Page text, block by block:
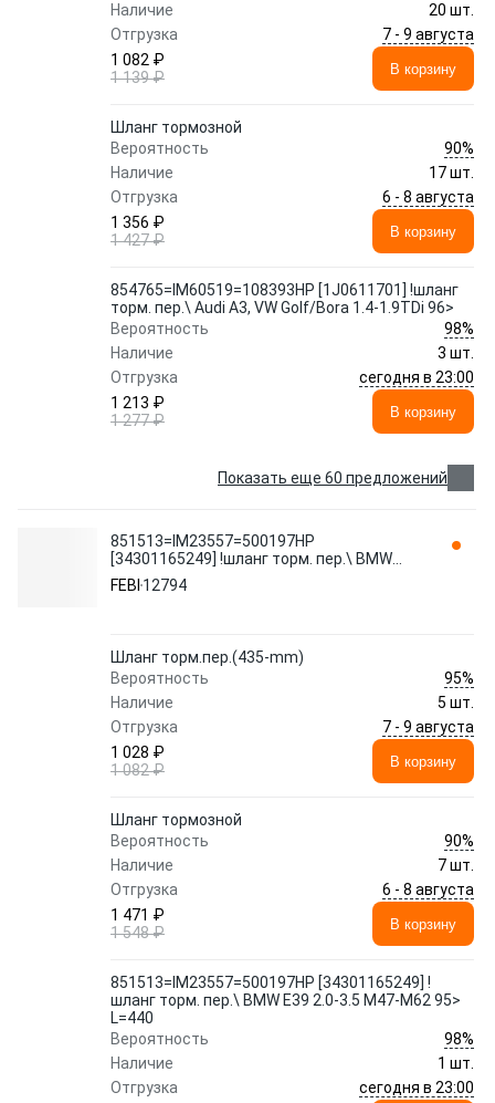
Наличие
20 шт.
Отгрузка
7 - 9 августа
1 082 ₽
1 139 ₽
В корзину
Шланг тормозной
Вероятность
90%
Наличие
17 шт.
Отгрузка
6 - 8 августа
1 356 ₽
1 427 ₽
В корзину
854765=IM60519=108393HP [1J0611701] !шланг
торм. пер.\ Audi A3, VW Golf/Bora 1.4-1.9TDi 96>
Вероятность
98%
Наличие
3 шт.
Отгрузка
сегодня в 23:00
1 213 ₽
1 277 ₽
В корзину
Показать еще 60 предложений
851513=IM23557=500197HP
[34301165249] !шланг торм. пер.\ BMW
E39 2.0-3.5 M47-M62 95> L=440 12794 FEBI
FEBI 12794
Шланг торм.пер.(435-mm)
Вероятность
95%
Наличие
5 шт.
Отгрузка
7 - 9 августа
1 028 ₽
1 082 ₽
В корзину
Шланг тормозной
Вероятность
90%
Наличие
7 шт.
Отгрузка
6 - 8 августа
1 471 ₽
1 548 ₽
В корзину
851513=IM23557=500197HP [34301165249] !
шланг торм. пер.\ BMW E39 2.0-3.5 M47-M62 95>
L=440
Вероятность
98%
Наличие
1 шт.
Отгрузка
сегодня в 23:00